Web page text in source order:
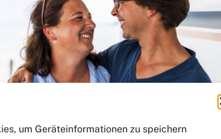
um Geräteinformationen zu speichern